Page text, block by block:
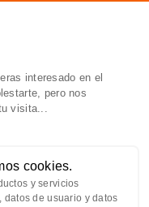
interesado en el
pero nos
visita...
cookies.
y servicios
de usuario y datos